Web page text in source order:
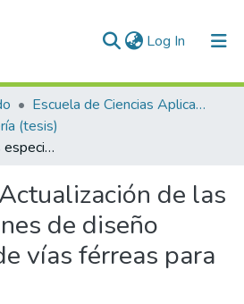
Log In (current)
Escuela de Ciencias Aplicadas e Ingeniería
(tesis)
Actualización de las especificaciones de diseño geométrico de vías férreas para Colombia
Actualización de las
de diseño
vías férreas para